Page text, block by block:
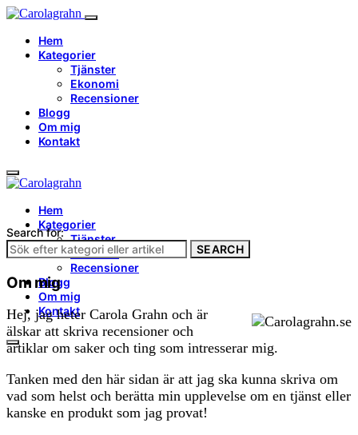
Hem
Kategorier
Tjänster
Ekonomi
Recensioner
Blogg
Om mig
Kontakt
Hem
Kategorier
Tjänster
Ekonomi
Recensioner
Blogg
Om mig
Kontakt
Search for:
SEARCH
Om mig
Hej, jag heter Carola Grahn och är
älskar att skriva recensioner och
artiklar om saker och ting som intresserar mig.
Tanken med den här sidan är att jag ska kunna skriva om
vad som helst och berätta min upplevelse om en tjänst eller
kanske en produkt som jag provat!